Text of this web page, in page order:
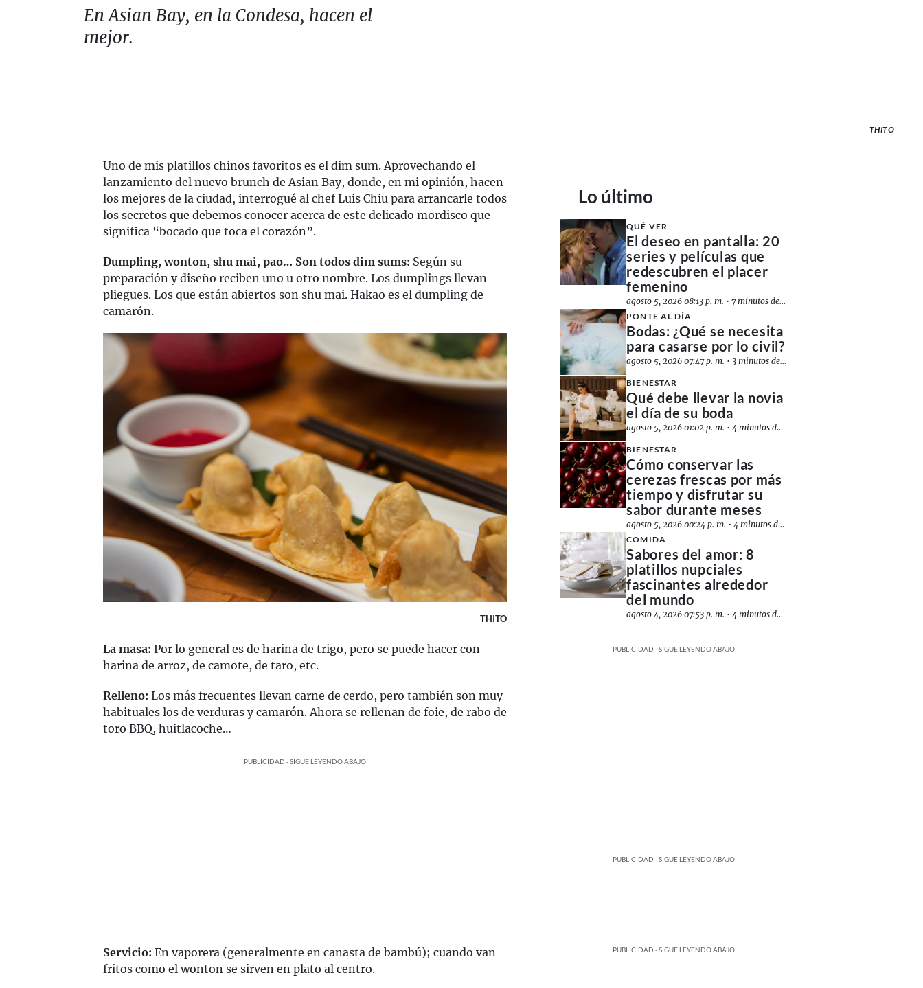
En Asian Bay, en la Condesa, hacen el
mejor.
THITO
Uno de mis platillos chinos favoritos es el dim sum. Aprovechando el
lanzamiento del nuevo brunch de Asian Bay, donde, en mi opinión, hacen
los mejores de la ciudad, interrogué al chef Luis Chiu para arrancarle todos
los secretos que debemos conocer acerca de este delicado mordisco que
significa “bocado que toca el corazón”.
Dumpling, wonton, shu mai, pao… Son todos dim sums: Según su
preparación y diseño reciben uno u otro nombre. Los dumplings llevan
pliegues. Los que están abiertos son shu mai. Hakao es el dumpling de
camarón.
THITO
La masa: Por lo general es de harina de trigo, pero se puede hacer con
harina de arroz, de camote, de taro, etc.
Relleno: Los más frecuentes llevan carne de cerdo, pero también son muy
habituales los de verduras y camarón. Ahora se rellenan de foie, de rabo de
toro BBQ, huitlacoche…
PUBLICIDAD - SIGUE LEYENDO ABAJO
Servicio: En vaporera (generalmente en canasta de bambú); cuando van
fritos como el wonton se sirven en plato al centro.
Lo último
QUÉ VER
El deseo en pantalla: 20
series y películas que
redescubren el placer
femenino
agosto 5, 2026 08:13 p. m. •7 minutos de lectura
PONTE AL DÍA
Bodas: ¿Qué se necesita
para casarse por lo civil?
agosto 5, 2026 07:47 p. m. • 3 minutos de lectura
BIENESTAR
Qué debe llevar la novia
el día de su boda
agosto 5, 2026 01:02 p. m. •4 minutos de lectura
BIENESTAR
Cómo conservar las
cerezas frescas por más
tiempo y disfrutar su
sabor durante meses
agosto 5, 2026 00:24 p. m. •4 minutos de lectura
COMIDA
Sabores del amor: 8
platillos nupciales
fascinantes alrededor
del mundo
agosto 4, 2026 07:53 p. m. •4 minutos de lectura
PUBLICIDAD - SIGUE LEYENDO ABAJO
PUBLICIDAD - SIGUE LEYENDO ABAJO
PUBLICIDAD - SIGUE LEYENDO ABAJO